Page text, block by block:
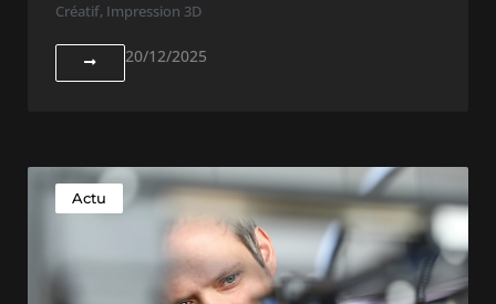
Créatif, Impression 3D
20/12/2025
Actu